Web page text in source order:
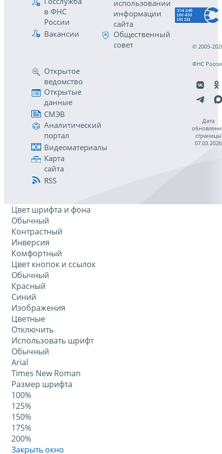
в ФНС
России
Вакансии
использовании
информации
сайта
Общественный
совет
Открытое
ведомство
Открытые
данные
СМЭВ
Аналитический
портал
Видеоматериалы
Карта
сайта
RSS
© 2005-
ФНС
Дата
страницы
07.03.2026
Цвет шрифта и фона
Обычный
Контрастный
Инверсия
Комфортный
Цвет кнопок и ссылок
Обычный
Красный
Синий
Изображения
Цветные
Отключить
Использовать шрифт
Обычный
Arial
Times New Roman
Размер шрифта
100%
125%
150%
175%
200%
Закрыть окно